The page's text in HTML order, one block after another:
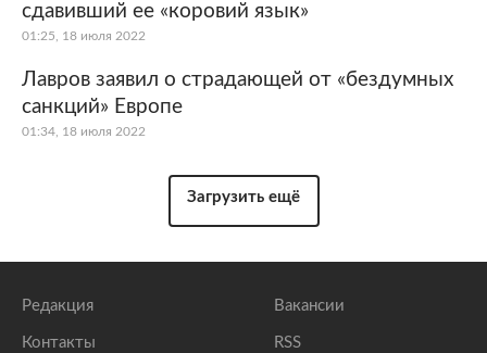
сдавивший ее «коровий язык»
01:25, 18 июля 2022
Лавров заявил о страдающей от «бездумных
санкций» Европе
01:34, 18 июля 2022
Загрузить ещё
Редакция
Контакты
Вакансии
RSS